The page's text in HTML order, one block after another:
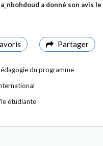
a donné son avis le
Partager
du programme
étudiante